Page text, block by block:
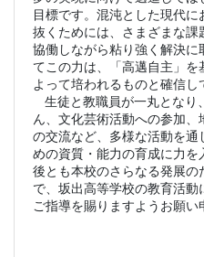
目標です。混沌とした現代
抜くためには、さまざまな課
協働しながら粘り強く解決に
てこの力は、「高邁自主」
よって培われるものと確信し
生徒と教職員が一丸となり
ん、文化芸術活動への参加、
の交流など、多様な活動を
めの資質・能力の育成に力
後とも本校のさらなる発展
で、坂出高等学校の教育活動
ご指導を賜りますようお願い